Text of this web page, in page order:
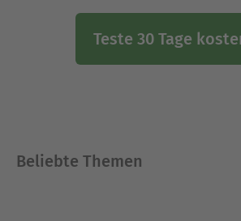
Teste 30 Tage
Beliebte Themen